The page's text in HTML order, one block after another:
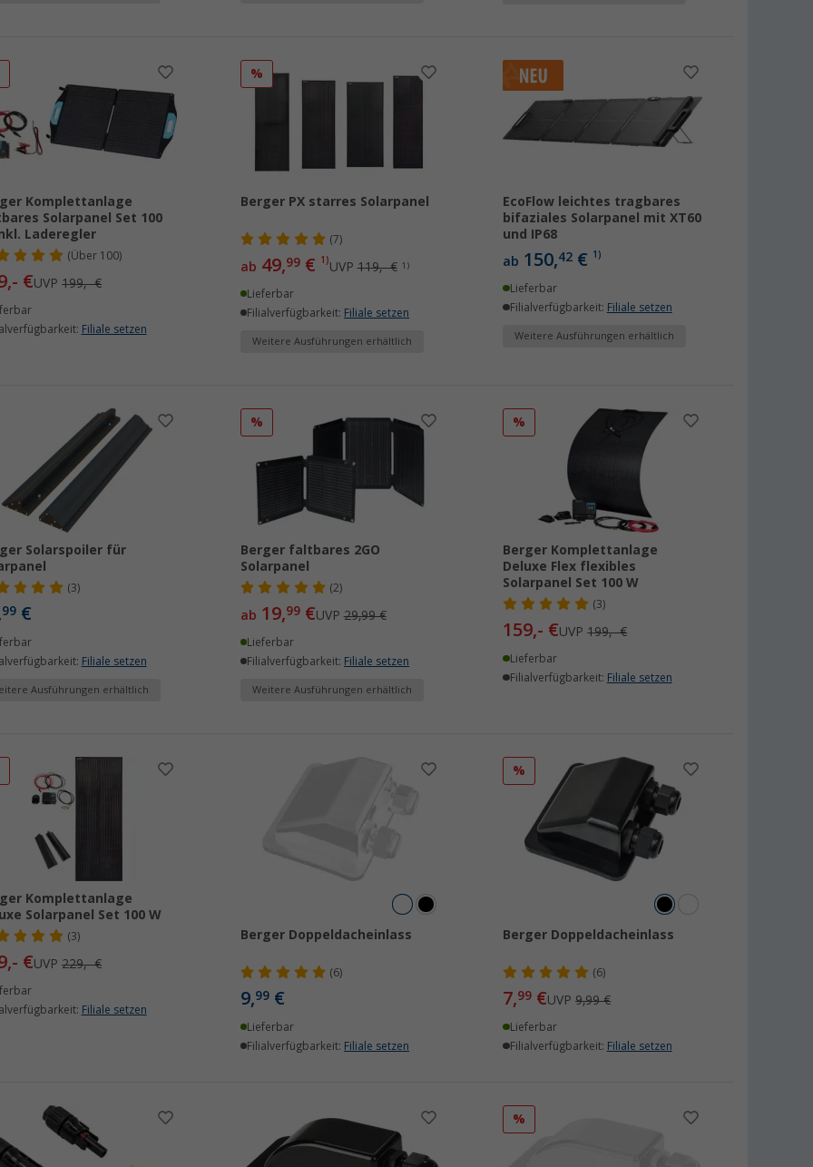
Komplettanlage
Solarpanel Set 100
Laderegler
(Über100)
€UVP199,- €
Filiale setzen
%
Berger PX starres Solarpanel
(7)
ab 49,99€ 1)UVP119,- € 1)
Lieferbar
Filialverfügbarkeit: Filiale setzen
Weitere Ausführungen erhältlich
EcoFlow leichtes tragbares
bifaziales Solarpanel mit XT60
und IP68
ab 150,42 € 1)
Lieferbar
Filialverfügbarkeit: Filiale setzen
Weitere Ausführungen erhältlich
Solarspoiler für
(3)
99 €
Filiale setzen
Ausführungen erhältlich
%
Berger faltbares 2GO
Solarpanel
(2)
ab 19,99€UVP29,99 €
Lieferbar
Filialverfügbarkeit: Filiale setzen
Weitere Ausführungen erhältlich
%
Berger Komplettanlage
Deluxe Flex flexibles
Solarpanel Set 100 W
(3)
159,- €UVP199,- €
Lieferbar
Filialverfügbarkeit: Filiale setzen
Komplettanlage
Solarpanel Set 100 W
(3)
€UVP229,- €
Filiale setzen
Berger Doppeldacheinlass
(6)
9,99€
Lieferbar
Filialverfügbarkeit: Filiale setzen
%
Berger Doppeldacheinlass
(6)
7,99 €UVP9,99 €
Lieferbar
Filialverfügbarkeit: Filiale setzen
%